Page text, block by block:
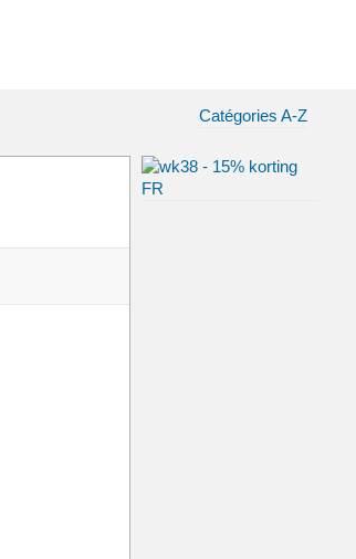
Catégories A-Z